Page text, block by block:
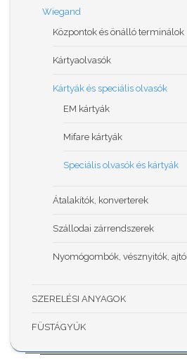
Wiegand
Központok és önálló terminálok
Kártyaolvasók
Kártyák és speciális olvasók
EM kártyák
Mifare kártyák
Speciális olvasók és kártyák
Átalakítók, konverterek
Szállodai zárrendszerek
Nyomógombók, vésznyitók,
SZERELÉSI ANYAGOK
FÜSTÁGYÚK